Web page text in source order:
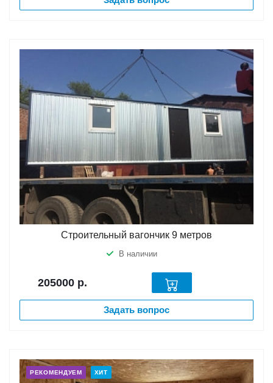
Строительный вагончик 9 метров
В наличии
205000 р.
Задать вопрос
РЕКОМЕНДУЕМ ХИТ